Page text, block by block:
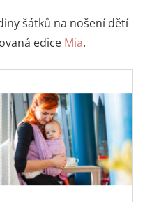
šátků na nošení dětí
edice Mia.